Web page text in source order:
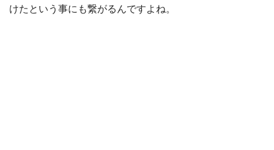
けたという事にも繋がるんですよね。